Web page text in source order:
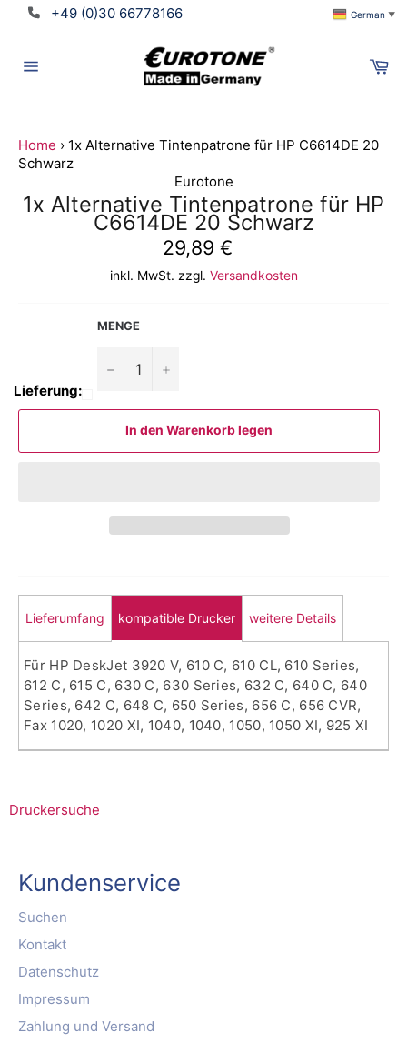
Direkt
+49 (0)30 66778166 German ▼
Home › 1x Alternative Tintenpatrone für HP C6614DE 20
Schwarz
Eurotone
1x Alternative Tintenpatrone für HP
C6614DE 20 Schwarz
Normaler
Preis
29,89 €
inkl. MwSt. zzgl. Versandkosten
Lieferung:
MENGE
− +
In den Warenkorb legen
Lieferumfang kompatible Drucker weitere Details
Für HP DeskJet 3920 V, 610 C, 610 CL, 610 Series,
612 C, 615 C, 630 C, 630 Series, 632 C, 640 C, 640
Series, 642 C, 648 C, 650 Series, 656 C, 656 CVR,
Fax 1020, 1020 XI, 1040, 1040, 1050, 1050 XI, 925 XI
Druckersuche
Translation
missing:
de.ymm_app.searchbox_title
Kundenservice
Suchen
Kontakt
Datenschutz
Impressum
Zahlung und Versand